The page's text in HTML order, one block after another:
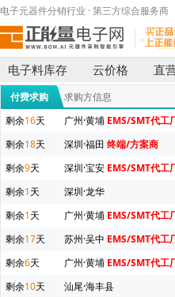
电子元器件分销行业 · 第三方综合服务商
电子料库存 云价格 直
付费求购 求购方信息
剩余16天 广州·黄埔 EMS/SMT代工
剩余18天 深圳·福田 终端/方案商
剩余9天 深圳·宝安 EMS/SMT代工
剩余1天 深圳·龙华
剩余1天 广州·黄埔 EMS/SMT代工
剩余17天 苏州·吴中 EMS/SMT代工
剩余6天 广州·黄埔 EMS/SMT代工
剩余10天 汕尾·海丰县